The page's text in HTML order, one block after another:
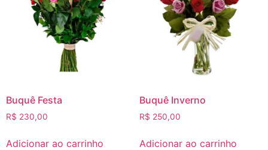
Buquê Festa
R$ 230,00
Adicionar ao carrinho
Buquê Inverno
R$ 250,00
Adicionar ao carrinho